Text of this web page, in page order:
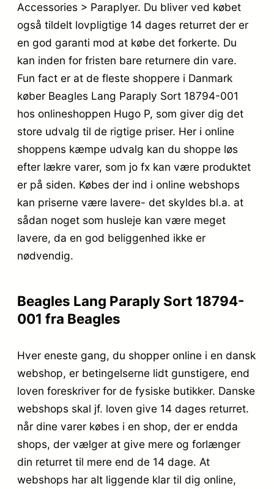
Accessories > Paraplyer. Du bliver ved købet
også tildelt lovpligtige 14 dages returret der er
en god garanti mod at købe det forkerte. Du
kan inden for fristen bare returnere din vare.
Fun fact er at de fleste shoppere i Danmark
køber Beagles Lang Paraply Sort 18794-001
hos onlineshoppen Hugo P, som giver dig det
store udvalg til de rigtige priser. Her i online
shoppens kæmpe udvalg kan du shoppe løs
efter lækre varer, som jo fx kan være produktet
er på siden. Købes der ind i online webshops
kan priserne være lavere- det skyldes bl.a. at
sådan noget som husleje kan være meget
lavere, da en god beliggenhed ikke er
nødvendig.
Beagles Lang Paraply Sort 18794-
001 fra Beagles
Hver eneste gang, du shopper online i en dansk
webshop, er betingelserne lidt gunstigere, end
loven foreskriver for de fysiske butikker. Danske
webshops skal jf. loven give 14 dages returret.
når dine varer købes i en shop, der er endda
shops, der vælger at give mere og forlænger
din returret til mere end de 14 dage. At
webshops har alt liggende klar til dig online,